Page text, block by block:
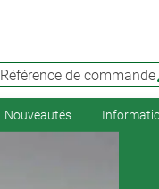
Référence de commande
Nouveautés